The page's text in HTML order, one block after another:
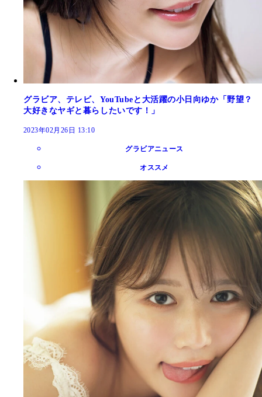
グラビア、テレビ、YouTubeと大活躍の小日向ゆか「野望？
大好きなヤギと暮らしたいです！」
2023年02月26日 13:10
グラビアニュース
オススメ